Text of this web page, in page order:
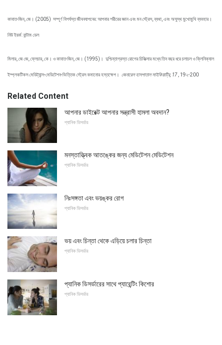
কাবাত-জিন, জে। (2005) সম্পূর্ণ বিপর্যস্ত জীবনযাপনের: আপনার শরীরের জ্ঞান এবং মন স্ট্রেস, ব্যথা, এবং অসুস্থ মুখোমুখি ব্যবহার।
নিউ ইয়র্ক: বান্টাম ডেল
মিলার, জে জে, ফ্লেচার, কে। ও কাবাত-জিন, জে। (1995)। দুশ্চিন্তাগ্রস্ত রোগের চিকিত্সার মধ্যে তিন বছর ধরে চলাচল ও ক্লিনিক্যাল
ইম্প্লকটিকস মেডিট্যান্স-মেডিটেশন-ভিত্তিক স্ট্রেস কমানোর হস্তক্ষেপ। জেনারেল হাসপাতাল সাইকিয়াট্রি, 17, 19২-200
Related Content
আপনার ডাইরেক্ট আপনার সন্ত্রাসী হামলা অবদান?
প্যানিক ডিসর্ডার
মনস্তাত্ত্বিক আতঙ্কের জন্য মেডিটেশন মেডিটেশন
প্যানিক ডিসর্ডার
নিঃসঙ্গতা এবং ভয়ঙ্কর রোগ
প্যানিক ডিসর্ডার
ভয় এবং চিন্তা থেকে এড়িয়ে চলার চিন্তা
প্যানিক ডিসর্ডার
প্যানিক ডিসর্ডারের সাথে প্যারেন্টিং কিশোর
প্যানিক ডিসর্ডার